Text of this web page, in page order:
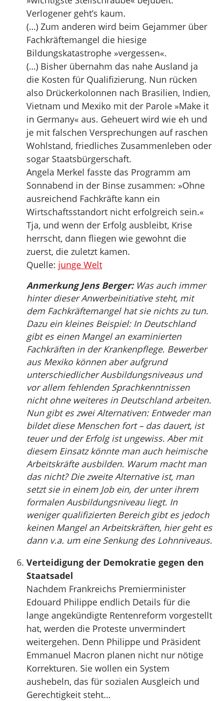
Verlogener geht’s kaum.
(…) Zum anderen wird beim Gejammer über
Fachkräftemangel die hiesige
Bildungskatastrophe »vergessen«.
(…) Bisher übernahm das nahe Ausland ja
die Kosten für Qualifizierung. Nun rücken
also Drückerkolonnen nach Brasilien, Indien,
Vietnam und Mexiko mit der Parole »Make it
in Germany« aus. Geheuert wird wie eh und
je mit falschen Versprechungen auf raschen
Wohlstand, friedliches Zusammenleben oder
sogar Staatsbürgerschaft.
Angela Merkel fasste das Programm am
Sonnabend in der Binse zusammen: »Ohne
ausreichend Fachkräfte kann ein
Wirtschaftsstandort nicht erfolgreich sein.«
Tja, und wenn der Erfolg ausbleibt, Krise
herrscht, dann fliegen wie gewohnt die
zuerst, die zuletzt kamen.
Quelle: junge Welt
Anmerkung Jens Berger:Was auch immer
hinter dieser Anwerbeinitiative steht, mit
dem Fachkräftemangel hat sie nichts zu tun.
Dazu ein kleines Beispiel: In Deutschland
gibt es einen Mangel an examinierten
Fachkräften in der Krankenpflege. Bewerber
aus Mexiko können aber aufgrund
unterschiedlicher Ausbildungsniveaus und
vor allem fehlenden Sprachkenntnissen
nicht ohne weiteres in Deutschland arbeiten.
Nun gibt es zwei Alternativen: Entweder man
bildet diese Menschen fort – das dauert, ist
teuer und der Erfolg ist ungewiss. Aber mit
diesem Einsatz könnte man auch heimische
Arbeitskräfte ausbilden. Warum macht man
das nicht? Die zweite Alternative ist, man
setzt sie in einem Job ein, der unter ihrem
formalen Ausbildungsniveau liegt. In
weniger qualifizierten Bereich gibt es jedoch
keinen Mangel an Arbeitskräften, hier geht es
dann v.a. um eine Senkung des Lohnniveaus.
Verteidigung der Demokratie gegen den
Staatsadel
Nachdem Frankreichs Premierminister
Edouard Philippe endlich Details für die
lange angekündigte Rentenreform vorgestellt
hat, werden die Proteste unvermindert
weitergehen. Denn Philippe und Präsident
Emmanuel Macron planen nicht nur nötige
Korrekturen. Sie wollen ein System
aushebeln, das für sozialen Ausgleich und
Gerechtigkeit steht…